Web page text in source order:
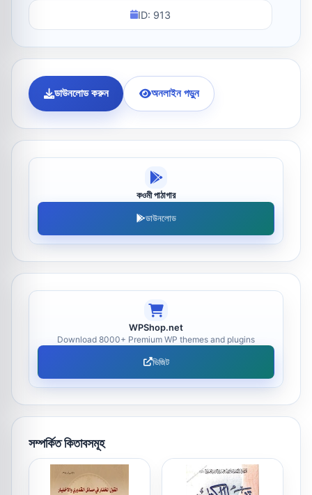
ID: 913
ডাউনলোড করুন অনলাইন পড়ুন
কওমী পাঠাগার
ডাউনলোড
WPShop.net
Download 8000+ Premium WP themes and plugins
ভিজিট
সম্পর্কিত কিতাবসমূহ